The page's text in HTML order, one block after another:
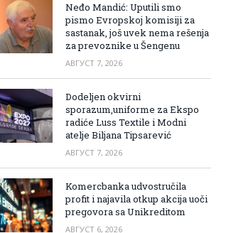
Neđo Mandić: Uputili smo
pismo Evropskoj komisiji za
sastanak, još uvek nema rešenja
za prevoznike u Šengenu
АВГУСТ 7, 2026
Dodeljen okvirni
sporazum,uniforme za Ekspo
radiće Luss Textile i Modni
atelje Biljana Tipsarević
АВГУСТ 7, 2026
Komercbanka udvostručila
profit i najavila otkup akcija uoči
pregovora sa Unikreditom
АВГУСТ 6, 2026